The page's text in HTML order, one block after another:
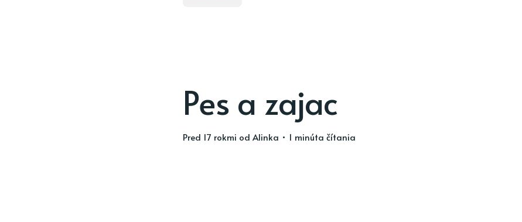
Pes a zajac
pred 17 rokmi od Alinka • 1 minúta čítania